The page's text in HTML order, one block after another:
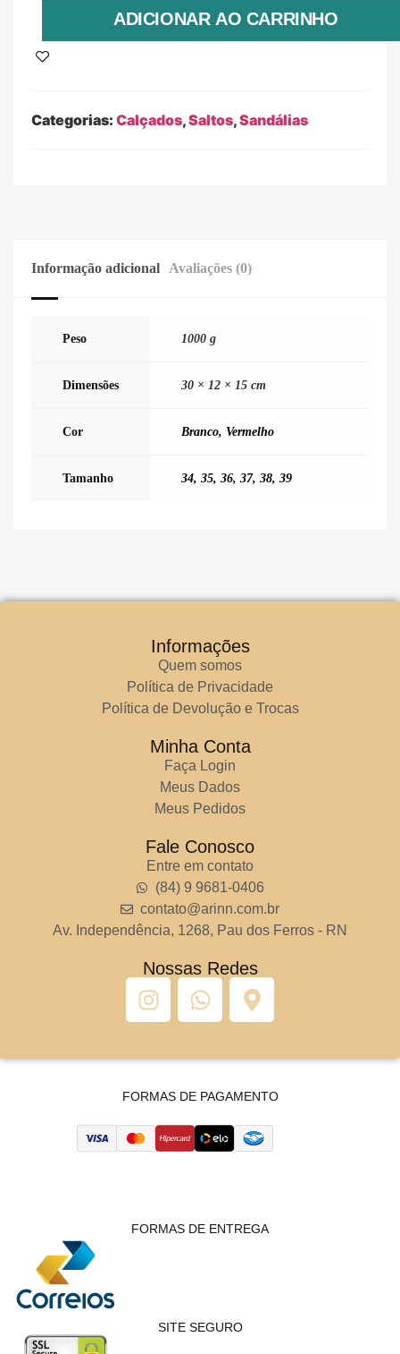
ADICIONAR AO CARRINHO
Categorias: Calçados,Saltos,Sandálias
Informação adicional Avaliações (0)
Peso 1000 g
Dimensões 30 × 12 × 15 cm
Cor Branco, Vermelho
Tamanho 34, 35, 36, 37, 38, 39
Informações
Quem somos
Política de Privacidade
Política de Devolução e Trocas
Minha Conta
Faça Login
Meus Dados
Meus Pedidos
Fale Conosco
Entre em contato
(84) 9 9681-0406
contato@arinn.com.br
Av. Independência, 1268, Pau dos Ferros - RN
Nossas Redes
FORMAS DE PAGAMENTO
FORMAS DE ENTREGA
SITE SEGURO